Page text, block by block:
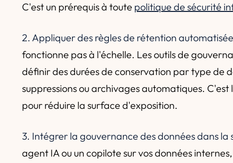
C'est un prérequis à toute politique de sécurité
2. Appliquer des règles de rétention
fonctionne pas à l'échelle. Les outils de
définir des durées de conservation par type de
suppressions ou archivages automatiques. C'est
pour réduire la surface d'exposition.
3. Intégrer la gouvernance des données dans la
agent IA ou un copilote sur vos données